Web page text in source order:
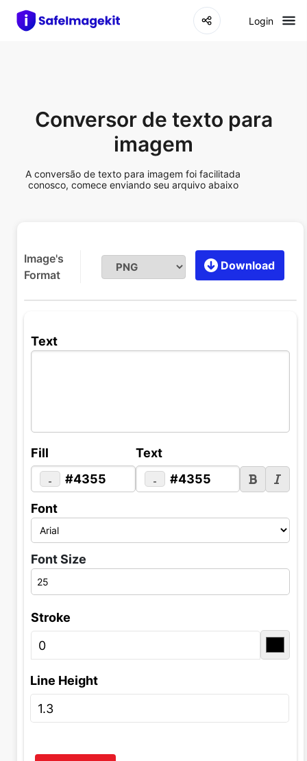
Login
Conversor de texto para
imagem
A conversão de texto para imagem foi facilitada
conosco, comece enviando seu arquivo abaixo
Image's
Format
Download
Text
Fill
#4355
Text
#4355
Font
Font Size
Stroke
Line Height